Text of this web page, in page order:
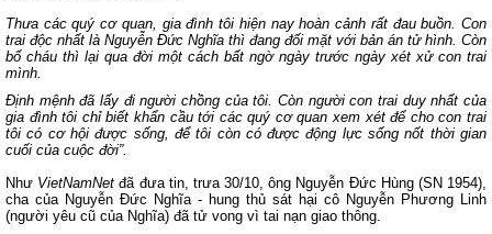
Thưa các quý cơ quan, gia đình tôi hiện nay hoàn cảnh rất đau buồn. Con
trai độc nhất là Nguyễn Đức Nghĩa thì đang đối mặt với bản án tử hình. Còn
bố cháu thì lại qua đời một cách bất ngờ ngày trước ngày xét xử con trai
mình.
Định mệnh đã lấy đi người chồng của tôi. Còn người con trai duy nhất của
gia đình tôi chỉ biết khẩn cầu tới các quý cơ quan xem xét để cho con trai
tôi có cơ hội được sống, để tôi còn có được động lực sống nốt thời gian
cuối của cuộc đời”.
Như VietNamNet đã đưa tin, trưa 30/10, ông Nguyễn Đức Hùng (SN 1954),
cha của Nguyễn Đức Nghĩa - hung thủ sát hại cô Nguyễn Phương Linh
(người yêu cũ của Nghĩa) đã tử vong vì tai nạn giao thông.